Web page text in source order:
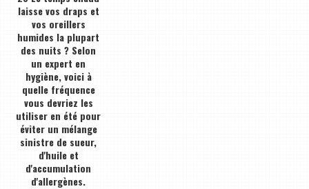
laisse vos draps et
vos oreillers
humides la plupart
des nuits ? Selon
un expert en
hygiène, voici à
quelle fréquence
vous devriez les
utiliser en été pour
éviter un mélange
sinistre de sueur,
d'huile et
d'accumulation
d'allergènes.